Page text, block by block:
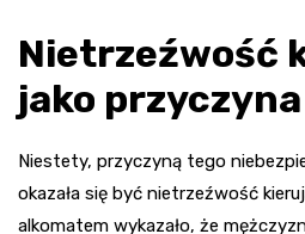
Nietrzeźwość
jako
Niestety, przyczyną tego
okazała się być nietrzeźwość
alkomatem wykazało, że